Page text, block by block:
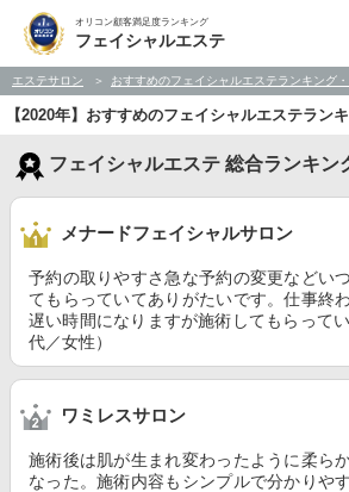
オリコン顧客満足度ランキング
フェイシャルエステ
エステサロン おすすめのフェイシャルエステランキング
【2020年】おすすめのフェイシャルエステラン
フェイシャルエステ 総合ランキン
メナードフェイシャルサロン
予約の取りやすさ急な予約の変更などい
てもらっていてありがたいです。仕事終
遅い時間になりますが施術してもらって
代／女性）
ワミレスサロン
施術後は肌が生まれ変わったように柔ら
なった。施術内容もシンプルで分かりや